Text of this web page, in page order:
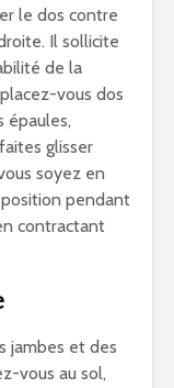
le dos contre
Il sollicite
de la
vous dos
épaules,
glisser
soyez en
pendant
contractant
jambes et des
vous au sol,